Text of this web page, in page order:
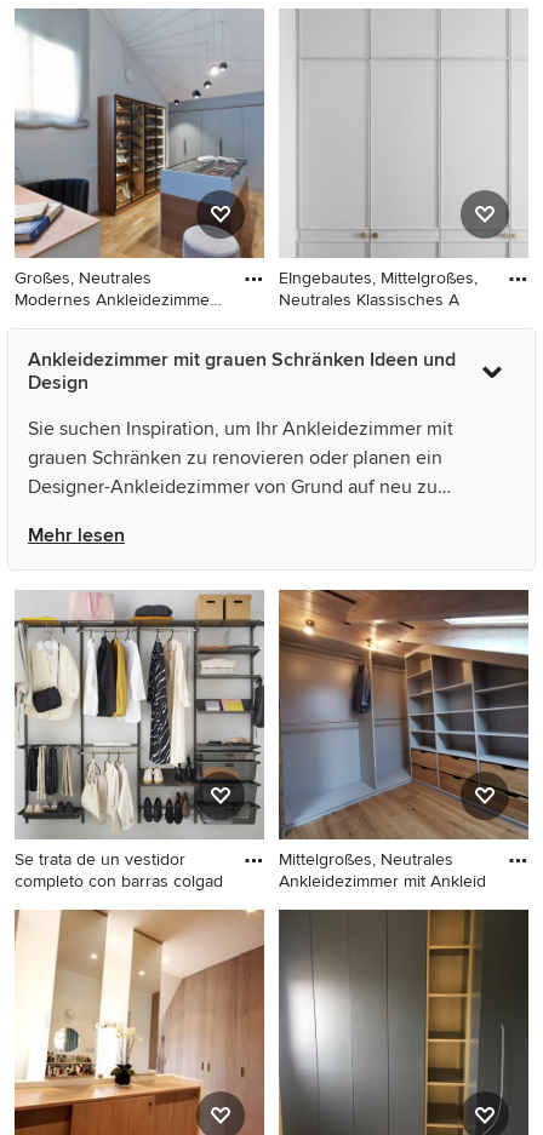
Kleiner, Neutraler Moderner
Begehbarer Kleiderschrank
mit offenen Schränken,
grauen Schränken, hellem
Holzboden und beigem
Boden in Mailand
Großes, Neutrales Modernes
Ankleidebereich,
Großes, Neutrales
Modernes Ankleidezimmer
Großes, Neutrales Modernes
Ankleidezimmer mit
Ankleidebereich,
Schrankfronten, grauen
Schränken, braunem
Holzboden und beigem
EIngebautes, Mittelgroßes,
Neutrales Klassisches A
EIngebautes, Mittelgroßes,
Neutrales Klassisches
Holzboden in Paris
Ankleidezimmer mit grauen Schränken Ideen und
Design
Sie suchen Inspiration, um Ihr Ankleidezimmer mit
grauen Schränken zu renovieren oder planen ein
Designer-Ankleidezimmer von Grund auf neu zu
Inneneinrichter und Architekten dieses Landes, unter
anderem von 株式会社小木野貴光アトリエ一級建築士事
務所 und GesagtGetan Möbeldesign. Sehen Sie sich
Fotos in vielen verschiedenen Farben und Stilen an –
wenn Sie ein Ankleidezimmer mit grauen Schränken-
Design entdeckt haben, das Sie inspiriert, speichern Sie
das Foto in einem Ideenbuch oder kontaktieren Sie den
Experten, dessen Design-Ideen Sie sich auch für Ihr
Zuhause vorstellen können. Entdecken Sie in unserer
Fotogalerie schöne Ankleidezimmer-Ideen und finden
Sie heraus, warum Houzz die beste Erfahrung bietet,
wenn es um die Renovierung oder das Einrichten von
Haus und Wohnung geht.
Mehr lesen
Se trata de un vestidor
completo con barras colgad
Mittelgroßer, Neutraler
Skandinavischer Begehbarer
Kleiderschrank mit offenen
Schränken, grauen
Schränken, Laminat, grauem
Boden und Tapetendecke in
Sonstige
Mittelgroßes, Neutrales
Ankleidezimmer mit Ankleid
Mittelgroßes, Neutrales
Ankleidezimmer mit
Ankleidebereich, offenen
Schränken, grauen
Schränken, braunem
Holzboden, braunem Boden
und freigelegten Dachbalken
in Nürnberg